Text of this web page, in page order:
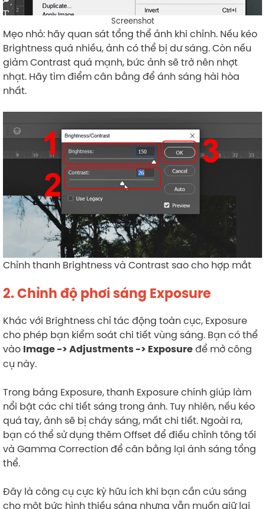
Screenshot
Mẹo nhỏ: hãy quan sát tổng thể ảnh khi chỉnh. Nếu kéo
Brightness quá nhiều, ảnh có thể bị dư sáng. Còn nếu
giảm Contrast quá mạnh, bức ảnh sẽ trở nên nhợt
nhạt. Hãy tìm điểm cân bằng để ánh sáng hài hòa
nhất.
Chỉnh thanh Brightness và Contrast sao cho hợp mắt
2. Chỉnh độ phơi sáng Exposure
Khác với Brightness chỉ tác động toàn cục, Exposure
cho phép bạn kiểm soát chi tiết vùng sáng. Bạn có thể
vào Image -> Adjustments -> Exposuređể mở công
cụ này.
Trong bảng Exposure, thanh Exposure chính giúp làm
nổi bật các chi tiết sáng trong ảnh. Tuy nhiên, nếu kéo
quá tay, ảnh sẽ bị cháy sáng, mất chi tiết. Ngoài ra,
bạn có thể sử dụng thêm Offset để điều chỉnh tông tối
và Gamma Correction để cân bằng lại ánh sáng tổng
thể.
Đây là công cụ cực kỳ hữu ích khi bạn cần cứu sáng
cho một bức hình thiếu sáng nhưng vẫn muốn giữ lại